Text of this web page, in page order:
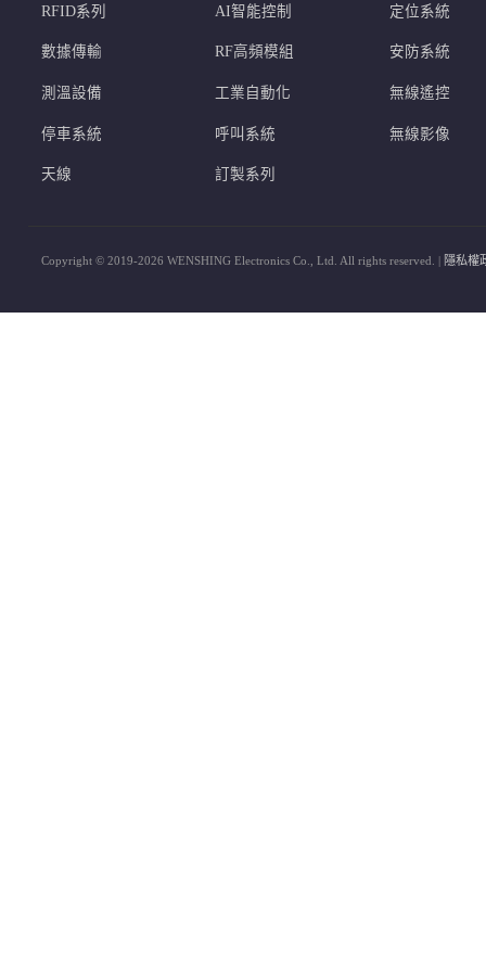
RFID系列 AI智能控制 定位系統
數據傳輸 RF高頻模組 安防系統
測溫設備 工業自動化 無線遙控
停車系統 呼叫系統 無線影像
天線 訂製系列
Copyright © 2019-2026 WENSHING Electronics Co., Ltd. All rights reserved. | 隱私權